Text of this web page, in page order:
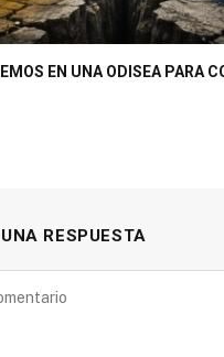
EN UNA ODISEA PARA
RESPUESTA